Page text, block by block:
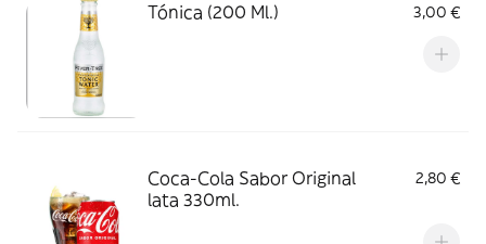
Tónica (200 Ml.) 3,00 €
Coca-Cola Sabor Original
lata 330ml.
2,80 €